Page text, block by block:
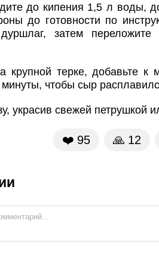
до кипения 1,5 л воды,
до готовности по
затем
крупной терке, добавьте к
чтобы сыр
украсив свежей петрушкой
❤️ 95 🙏 12